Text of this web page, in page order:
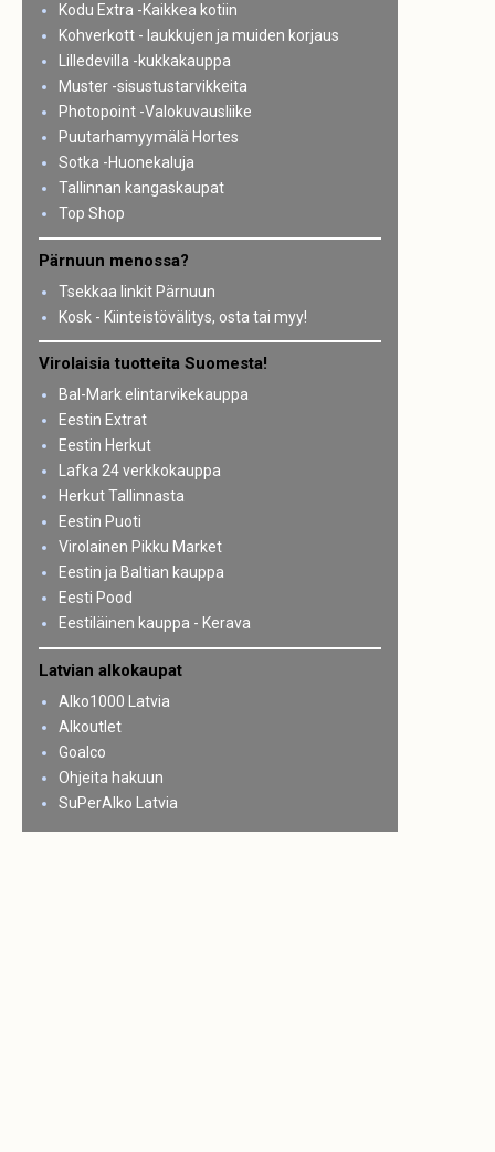
Kodu Extra -Kaikkea kotiin
Kohverkott - laukkujen ja muiden korjaus
Lilledevilla -kukkakauppa
Muster -sisustustarvikkeita
Photopoint -Valokuvausliike
Puutarhamyymälä Hortes
Sotka -Huonekaluja
Tallinnan kangaskaupat
Top Shop
Pärnuun menossa?
Tsekkaa linkit Pärnuun
Kosk - Kiinteistövälitys, osta tai myy!
Virolaisia tuotteita Suomesta!
Bal-Mark elintarvikekauppa
Eestin Extrat
Eestin Herkut
Lafka 24 verkkokauppa
Herkut Tallinnasta
Eestin Puoti
Virolainen Pikku Market
Eestin ja Baltian kauppa
Eesti Pood
Eestiläinen kauppa - Kerava
Latvian alkokaupat
Alko1000 Latvia
Alkoutlet
Goalco
Ohjeita hakuun
SuPerAlko Latvia